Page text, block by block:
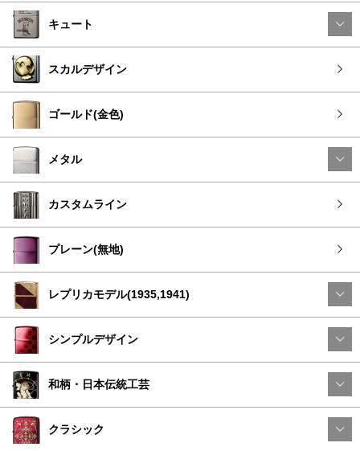
キュート
スカルデザイン
ゴールド(金色)
メタル
カスタムライン
プレーン(無地)
レプリカモデル(1935,1941)
シンプルデザイン
和柄・日本伝統工芸
クラシック